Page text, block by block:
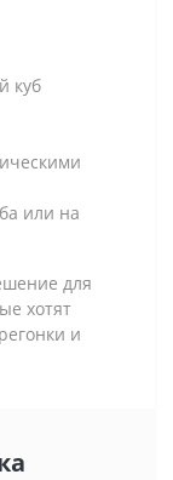
куб
или на
для
хотят
и